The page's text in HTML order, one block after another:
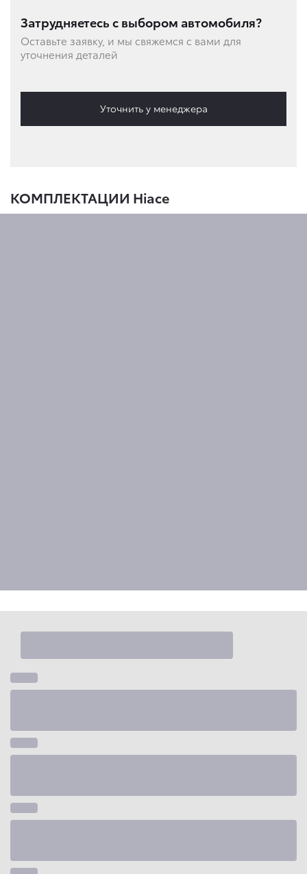
Затрудняетесь с выбором автомобиля?
Оставьте заявку, и мы свяжемся с вами для
уточнения деталей
Уточнить у менеджера
КОМПЛЕКТАЦИИ Hiace